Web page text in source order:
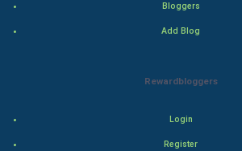
Bloggers
Add Blog
Rewardbloggers
Login
Register